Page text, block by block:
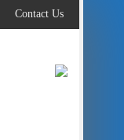
to
content
Contact Us